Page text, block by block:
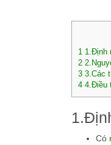
1 1.Định
2
3 3.Các
4 4.Điều
Có